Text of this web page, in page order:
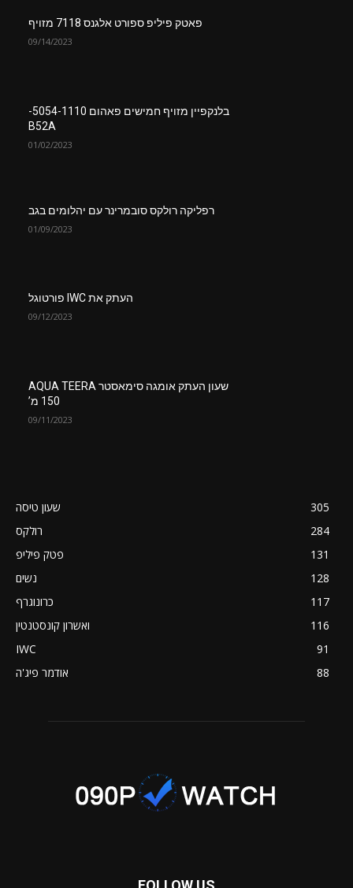
פאטק פיליפ ספורט אלגנס 7118 מזויף
09/14/2023
בלנקפיין מזויף חמישים פאהום 5054-1110-
B52A
01/02/2023
רפליקה רולקס סובמרינר עם יהלומים בגב
01/09/2023
העתק את IWC פורטוגל
09/12/2023
שעון העתק אומגה סימאסטר AQUA TEERA
150 מ’
09/11/2023
שעון טיסה
305
רולקס
284
פטק פיליפ
131
נשים
128
כרונוגרף
117
ואשרון קונסטנטין
116
IWC
91
אודמר פיג'ה
88